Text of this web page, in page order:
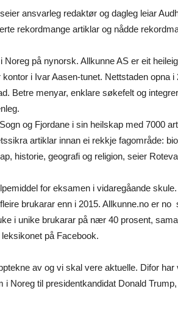
ansvarleg redaktør og dagleg leiar
rekordmange artiklar og nådde
på nynorsk. Allkunne AS er eit
i Ivar Aasen-tunet. Nettstaden opna i
Betre menyar, enklare søkefelt og
og Fjordane i sin heilskap med 7000
artiklar innan ei rekkje fagområde:
historie, geografi og religion, seier
for eksamen i vidaregåande skule.
brukarar enn i 2015. Allkunne.no er no
i unike brukarar på nær 40 prosent,
på Facebook.
av og vi skal vere aktuelle. Difor har
Noreg til presidentkandidat Donald